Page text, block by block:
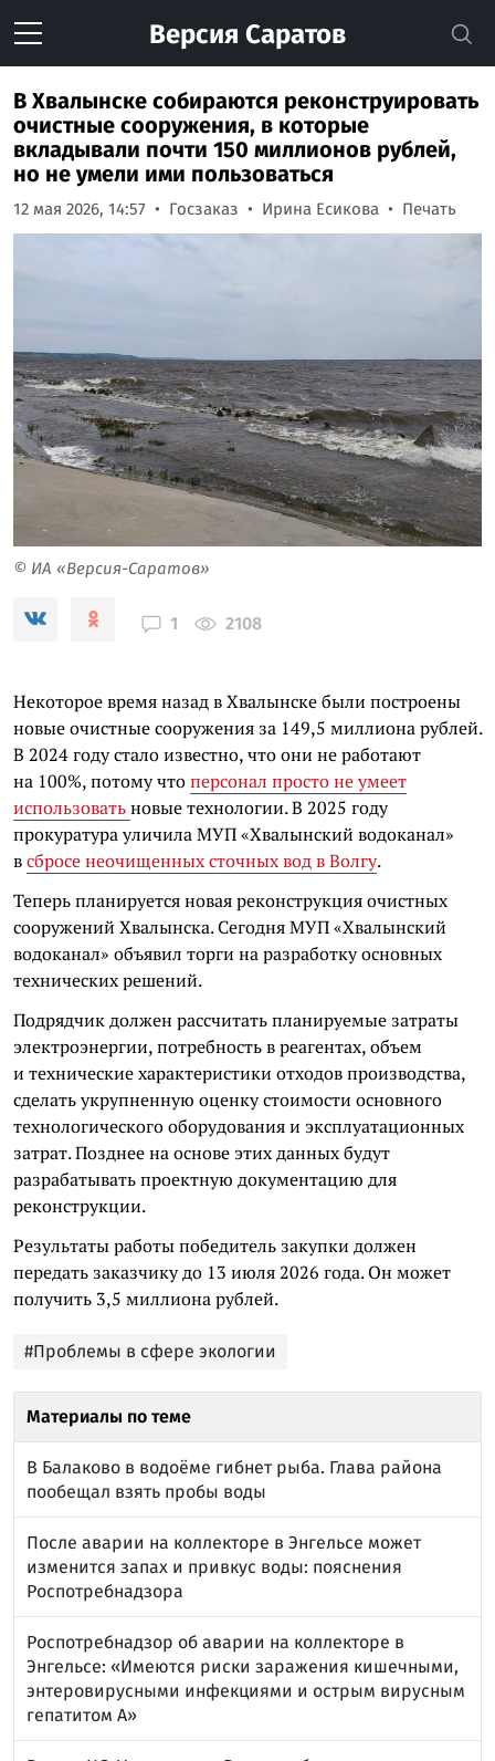
Версия Саратов
В Хвалынске собираются реконструировать
очистные сооружения, в которые
вкладывали почти 150 миллионов рублей,
но не умели ими пользоваться
12 мая 2026, 14:57 Госзаказ Ирина Есикова Печать
© ИА «Версия-Саратов»
1 2108
Некоторое время назад в Хвалынске были построены
новые очистные сооружения за 149,5 миллиона рублей.
В 2024 году стало известно, что они не работают
на 100%, потому чтоперсонал просто не умеет
использоватьновые технологии. В 2025 году
прокуратура уличила МУП «Хвалынский водоканал»
всбросе неочищенных сточных вод в Волгу.
Теперь планируется новая реконструкция очистных
сооружений Хвалынска. Сегодня МУП «Хвалынский
водоканал» объявил торги на разработку основных
технических решений.
Подрядчик должен рассчитать планируемые затраты
электроэнергии, потребность в реагентах, объем
и технические характеристики отходов производства,
сделать укрупненную оценку стоимости основного
технологического оборудования и эксплуатационных
затрат. Позднее на основе этих данных будут
разрабатывать проектную документацию для
реконструкции.
Результаты работы победитель закупки должен
передать заказчику до 13 июля 2026 года. Он может
получить 3,5 миллиона рублей.
#Проблемы в сфере экологии
Материалы по теме
В Балаково в водоёме гибнет рыба. Глава района
пообещал взять пробы воды
После аварии на коллекторе в Энгельсе может
изменится запах и привкус воды: пояснения
Роспотребнадзора
Роспотребнадзор об аварии на коллекторе в
Энгельсе: «Имеются риски заражения кишечными,
энтеровирусными инфекциями и острым вирусным
гепатитом А»